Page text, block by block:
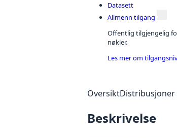
Datasett
Allmenn tilgang
Offentlig tilgjengelig
nøkler.
Les mer om
OversiktDistribusjoner
Beskrivelse